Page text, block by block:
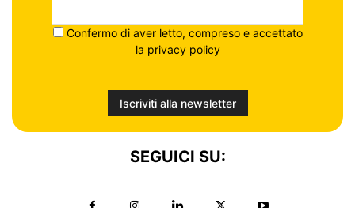
Confermo di aver letto, compreso e accettato
la privacy policy
SEGUICI SU: